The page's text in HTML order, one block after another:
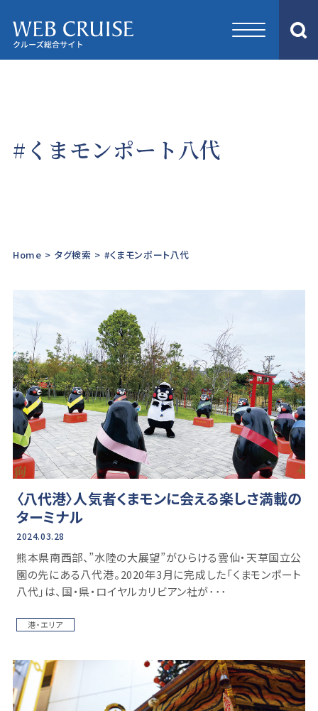
#くまモンポート八代
Home > タグ検索 > #くまモンポート八代
〈八代港〉人気者くまモンに会える楽しさ満載の
ターミナル
2024.03.28
熊本県南西部、”水陸の大展望”がひらける雲仙・天草国立公
園の先にある八代港。2020年3月に完成した「くまモンポート
八代」は、国・県・ロイヤルカリビアン社が･･･
港・エリア